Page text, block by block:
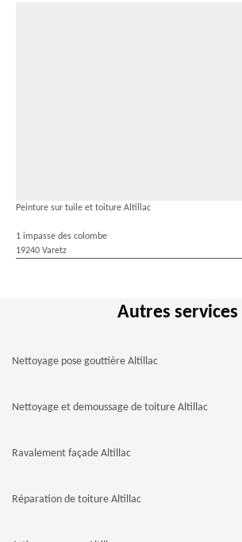
Peinture sur tuile et toiture Altillac
1 impasse des colombe
19240 Varetz
Autres services
Nettoyage pose gouttière Altillac
Nettoyage et demoussage de toiture Altillac
Ravalement façade Altillac
Réparation de toiture Altillac